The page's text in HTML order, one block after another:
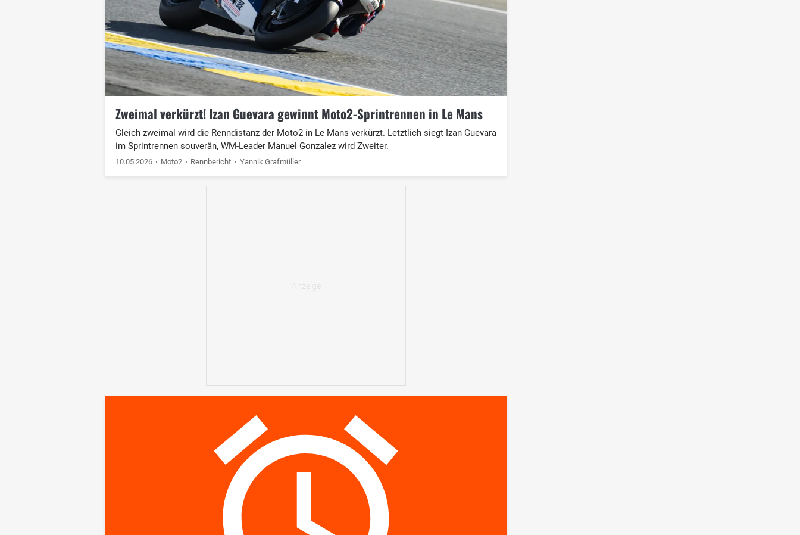
Zweimal verkürzt! Izan Guevara gewinnt Moto2-Sprintrennen in Le Mans
Gleich zweimal wird die Renndistanz der Moto2 in Le Mans verkürzt. Letztlich siegt Izan Guevara
im Sprintrennen souverän, WM-Leader Manuel Gonzalez wird Zweiter.
10.05.2026 Moto2 Rennbericht Yannik Grafmüller